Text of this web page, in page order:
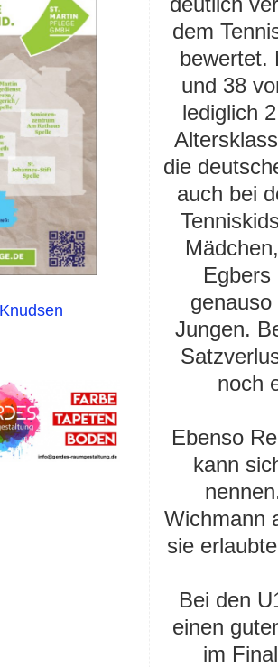
dem
bewertet.
und 38
lediglich
die
auch bei
Jungen.
noch
Ebenso
kann
Wichmann
sie
Bei den
einen
im